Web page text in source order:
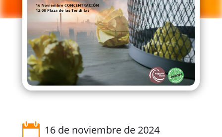
16 de noviembre de 2024